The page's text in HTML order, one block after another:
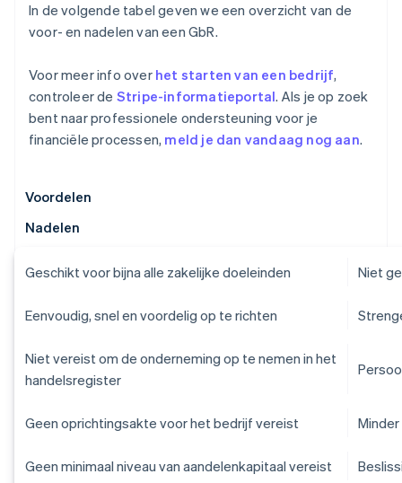
In de volgende tabel geven we een overzicht van de
voor- en nadelen van een GbR.
Voor meer info over het starten van een bedrijf,
controleer de Stripe-informatieportal. Als je op zoek
bent naar professionele ondersteuning voor je
financiële processen, meld je dan vandaag nog aan.
Voordelen
Nadelen
Geschikt voor bijna alle zakelijke doeleinden Niet
Eenvoudig, snel en voordelig op te richten
Niet vereist om de onderneming op te nemen in het
handelsregister
Geen oprichtingsakte voor het bedrijf vereist
Geen minimaal niveau van aandelenkapitaal vereist